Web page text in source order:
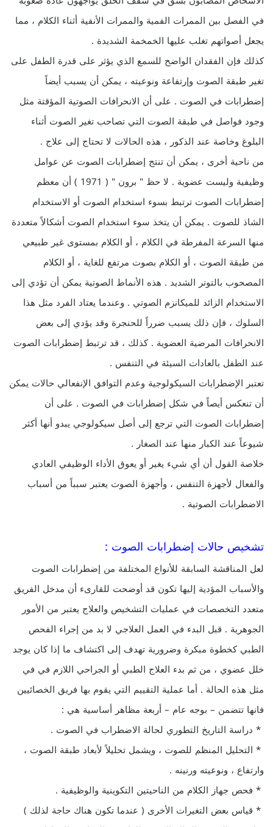
في الفصل بين الممرات الفمية والممرات الأنفية أثناء الكلام ، مما
يجعل أصواتهم تغلب عليها الخمخمة الشديدة .
كذلك فإن الفقدان الواضح للسمع الذي يؤثر على قدرة الطفل على
تغير طبقة الصوت وإرتفاعة ونوعيته ، يمكن أن يسبب أيضاً
إضطرابات في الصوت . على أن الانحرافات الصوتية المؤقتة مثل
وجود فواصل في طبقة الصوت التي تصاحب تغير الصوت أثناء
البلوغ وخاصة عند الذكور ، هذه الحالات لا تحتاج إلى علاج .
من ناحية أخرى ، يمكن أن تنتج إضطرابات الصوت عن عوامل
وظيفية وليست عضوية . لا حظ " برون " ( 1971 ) أن معظم
إضطرابات الصوت ترتبط بسوء استخدام الصوت أو الاستخدام
الشاذ للصوت . يمكن أن يتخذ سوء استخدام الصوت أشكالاً متعددة
منها السرعة المفرطة في الكلام ، أو الكلام بمستوى غير طبيعي
من طبقة الصوت ، أو الكلام بصوت مرتفع للغاية ، أو الكلام
المصحوب بالتوتر الشديد . هذه الأنماط الصوتية يمكن أن تؤدي إلى
الاستخدام الزائد للميكانزم الصوتي . وعندما يعتاد الفرد مثل هذا
السلوك ، فإن ذلك يسبب ضرراً للحنجرة وقد يؤدي إلى بعض
الانحرافات المرضية العضوية . كذلك ، قد ترتبط إضطرابات الصوت
عند الطفل بالعادات السيئة في التنفس .
تعتبر الإضطرابات السيكولوجية وعدم التوافق الإنفعالي حالات يمكن
أن تنعكس أيصاً في شكل إضطرابات في الصوت . على أن
إضطرابات الصوت التي ترجع إلى أصل سيكولوجي يبدو أنها أكثر
شيوعاً عند الكبار منها عند الصغار .
خلاصة القول أن أي شيء يغير أو يعوق الأداء الوظيفي العادي
والفعال لأجهزة التنفس ، وأجهزة الصوت يعتبر سبباً من أسباب
الاضطرابات الصوتية .
تشخيص حالات إضطرابات الصوت :
لعل المناقشة السابقة للأنواع المختلفة من إضطرابات الصوت
والأسباب المؤدية إليها تكون قد أوضحت للقارىء أن مدخل الفريق
متعدد التخصصات في عمليات التشخيص والعلاج يعتبر من الأمور
الجوهرية . قبل البدء في العمل العلاجي لا بد من إجراء الفحص
الطبي كخطوة مبكرة وضرورية تهدف إلى اكتشاف ما إذا كان يوجد
خلل عضوي ، من ثم بدء العلاج الطبي أو الجراحي اللازم في في
مثل هذه الحالة . أما عملية التقييم التي يقوم بها فريق الخصائيين
فانها تتضمن – بوجه عام – أربعة مظاهر أساسية هي :
* دراسة التاريخ التطوري لحالة الاضطراب في الصوت .
* التحليل المنظم للصوت ، ويشمل تحليلاً لأبعاد طبقة الصوت ،
وارتفاع ، ونوعيته ورنينه .
* فحص جهاز الكلام من الناحيتين التكوينية والوظيفية .
* قياس بعض التغيرات الأخرى ( عندما تكون هناك حاجة لذلك )